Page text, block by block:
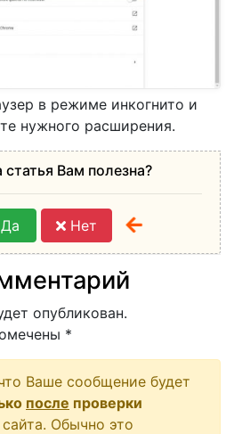
в режиме инкогнито и
нужного расширения.
Вам полезна?
Да Нет
опубликован.
*
Ваше сообщение будет
после проверки
Обычно это